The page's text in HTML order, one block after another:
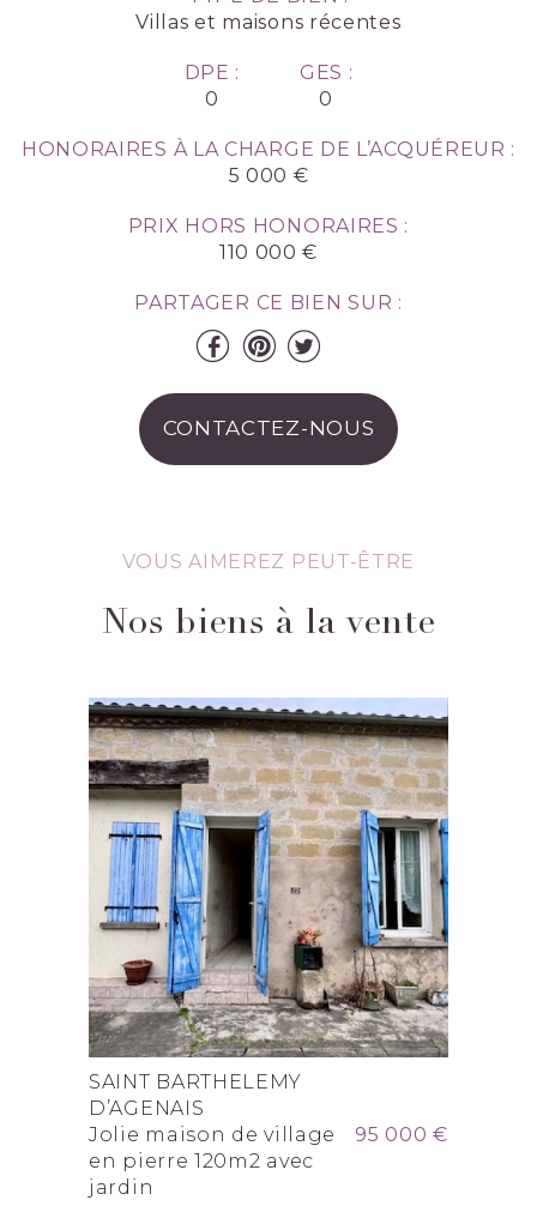
Villas et maisons récentes
DPE :
0
GES :
0
HONORAIRES À LA CHARGE DE L’ACQUÉREUR :
5 000 €
PRIX HORS HONORAIRES :
110 000 €
PARTAGER CE BIEN SUR :
CONTACTEZ-NOUS
VOUS AIMEREZ PEUT-ÊTRE
Nos biens à la vente
SAINT BARTHELEMY
D’AGENAIS
Jolie maison de village
en pierre 120m2 avec
jardin
95 000 €